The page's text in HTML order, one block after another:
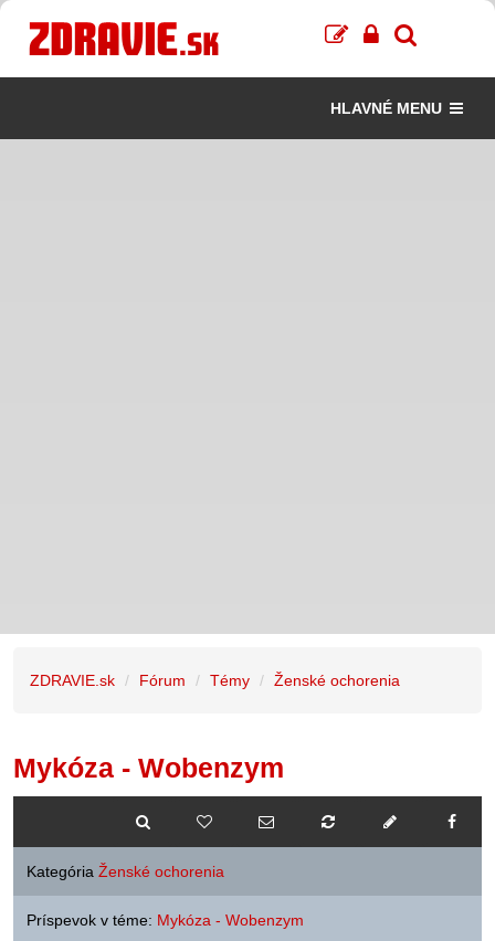
HLAVNÉ MENU
ZDRAVIE.sk Fórum Témy Ženské ochorenia
Mykóza - Wobenzym
Kategória Ženské ochorenia
Príspevok v téme: Mykóza - Wobenzym